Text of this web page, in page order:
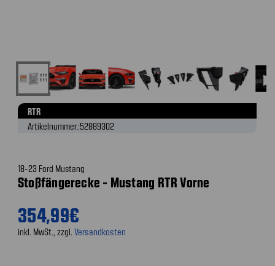
▶
RTR
Artikelnummer.:52889302
18-23 Ford Mustang
Stoßfängerecke - Mustang RTR Vorne
354,99€
inkl. MwSt., zzgl. Versandkosten